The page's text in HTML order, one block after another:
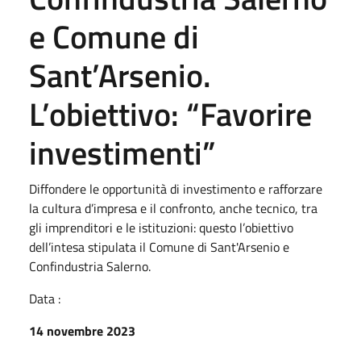
e Comune di
Sant’Arsenio.
L’obiettivo: “Favorire
investimenti”
Diffondere le opportunità di investimento e rafforzare
la cultura d’impresa e il confronto, anche tecnico, tra
gli imprenditori e le istituzioni: questo l’obiettivo
dell’intesa stipulata il Comune di Sant'Arsenio e
Confindustria Salerno.
Data :
14 novembre 2023